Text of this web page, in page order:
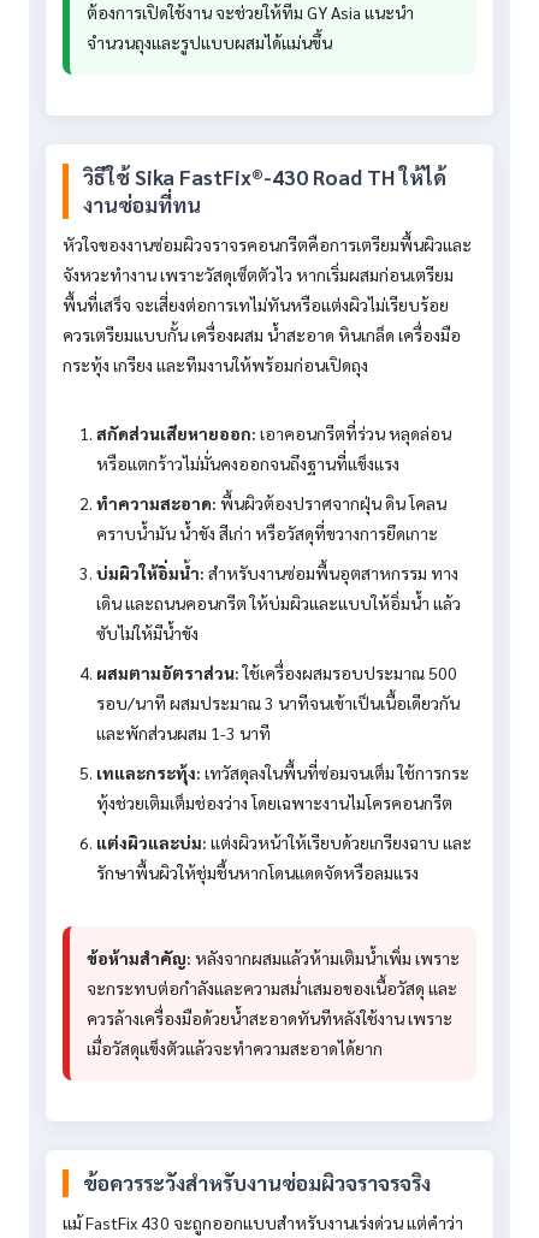
ต้องการเปิดใช้งาน จะช่วยให้ทีม GY Asia แนะนำ
จำนวนถุงและรูปแบบผสมได้แม่นขึ้น
วิธีใช้ Sika FastFix®-430 Road TH ให้ได้
งานซ่อมที่ทน
หัวใจของงานซ่อมผิวจราจรคอนกรีตคือการเตรียมพื้นผิวและ
จังหวะทำงาน เพราะวัสดุเซ็ตตัวไว หากเริ่มผสมก่อนเตรียม
พื้นที่เสร็จ จะเสี่ยงต่อการเทไม่ทันหรือแต่งผิวไม่เรียบร้อย
ควรเตรียมแบบกั้น เครื่องผสม น้ำสะอาด หินเกล็ด เครื่องมือ
กระทุ้ง เกรียง และทีมงานให้พร้อมก่อนเปิดถุง
สกัดส่วนเสียหายออก: เอาคอนกรีตที่ร่วน หลุดล่อน
หรือแตกร้าวไม่มั่นคงออกจนถึงฐานที่แข็งแรง
ทำความสะอาด: พื้นผิวต้องปราศจากฝุ่น ดิน โคลน
คราบน้ำมัน น้ำขัง สีเก่า หรือวัสดุที่ขวางการยึดเกาะ
บ่มผิวให้อิ่มน้ำ: สำหรับงานซ่อมพื้นอุตสาหกรรม ทาง
เดิน และถนนคอนกรีต ให้บ่มผิวและแบบให้อิ่มน้ำ แล้ว
ซับไม่ให้มีน้ำขัง
ผสมตามอัตราส่วน:ใช้เครื่องผสมรอบประมาณ 500
รอบ/นาที ผสมประมาณ 3 นาทีจนเข้าเป็นเนื้อเดียวกัน
และพักส่วนผสม 1-3 นาที
เทและกระทุ้ง: เทวัสดุลงในพื้นที่ซ่อมจนเต็ม ใช้การกระ
ทุ้งช่วยเติมเต็มช่องว่าง โดยเฉพาะงานไมโครคอนกรีต
แต่งผิวและบ่ม: แต่งผิวหน้าให้เรียบด้วยเกรียงฉาบ และ
รักษาพื้นผิวให้ชุ่มชื้นหากโดนแดดจัดหรือลมแรง
ข้อห้ามสำคัญ: หลังจากผสมแล้วห้ามเติมน้ำเพิ่ม เพราะ
จะกระทบต่อกำลังและความสม่ำเสมอของเนื้อวัสดุ และ
ควรล้างเครื่องมือด้วยน้ำสะอาดทันทีหลังใช้งาน เพราะ
เมื่อวัสดุแข็งตัวแล้วจะทำความสะอาดได้ยาก
ข้อควรระวังสำหรับงานซ่อมผิวจราจรจริง
แม้ FastFix 430 จะถูกออกแบบสำหรับงานเร่งด่วน แต่คำว่า